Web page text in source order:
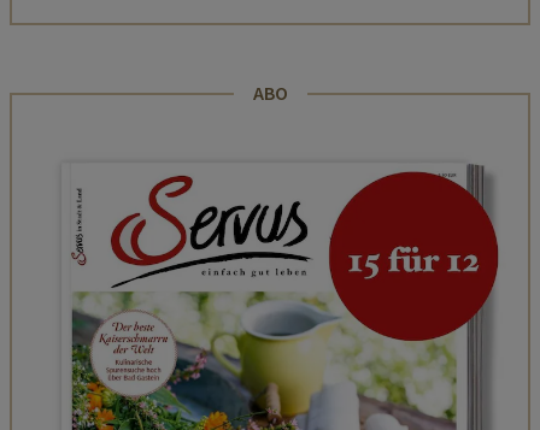
ABO